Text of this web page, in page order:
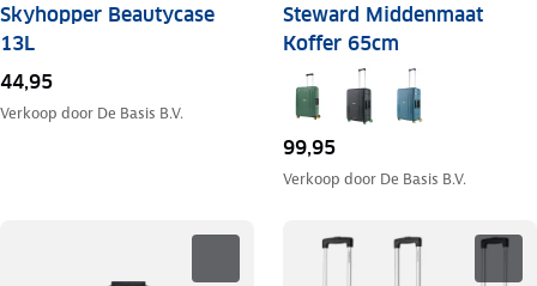
Skyhopper Beautycase
13L
44,95
Verkoop door De Basis B.V.
Steward Middenmaat
Koffer 65cm
99,95
Verkoop door De Basis B.V.